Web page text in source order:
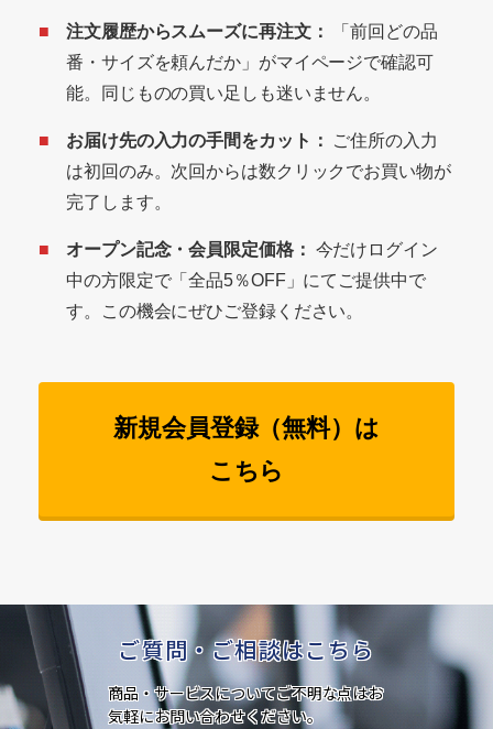
注文履歴からスムーズに再注文：
「前回どの品
番・サイズを頼んだか」がマイページで確認可
能。同じものの買い足しも迷いません。
お届け先の入力の手間をカット：
ご住所の入力
は初回のみ。次回からは数クリックでお買い物が
完了します。
オープン記念・会員限定価格： 今だけログイン
中の方限定で「全品5％OFF」にてご提供中で
す。この機会にぜひご登録ください。
新規会員登録（無料）は
こちら
ご質問・ご相談はこちら
商品・サービスについてご不明な点はお
気軽にお問い合わせください。